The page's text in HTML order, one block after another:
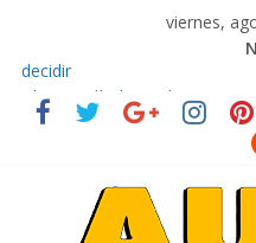
viernes,
El costo de tener un vehículo
decidir
Ultima película ‘Spider‑Man:
La Vuelta al Ecuador 2026,